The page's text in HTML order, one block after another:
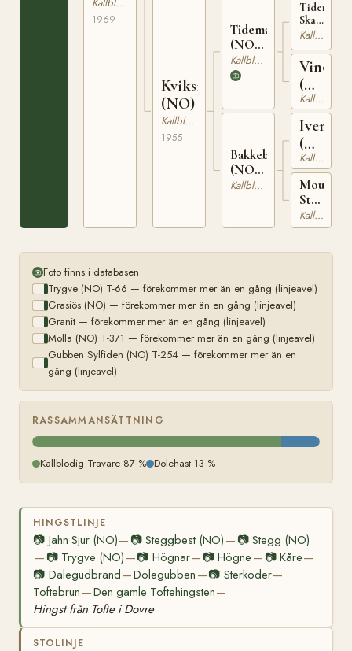
1969
Kviksi
(NO)
Kallblodig Travare
1955
Tidemandrauen
(NO)
T-220Kallblodig Travare
Bakkebruna
(NO)
T-1306
Kallblodig Travare
Tidemand
(NO)Kallblodig Travare
Vinoga
(NO)
T-
259
Kallblodig Travare
Iver
(NO)
T-
109
Kallblodig Travare
Moum-
Stella
(NO)
N
Kallblodig Travare
Foto finns i databasen
Trygve (NO) T-66 — förekommer mer än en gång (linjeavel)
Grasiös (NO) — förekommer mer än en gång (linjeavel)
Granit — förekommer mer än en gång (linjeavel)
Molla (NO) T-371 — förekommer mer än en gång (linjeavel)
Gubben Sylfiden (NO) T-254 — förekommer mer än en
gång (linjeavel)
RASSAMMANSÄTTNING
Kallblodig Travare 87 % Dölehäst 13 %
HINGSTLINJE
📷 Jahn Sjur (NO)— 📷Steggbest (NO) — 📷 Stegg (NO)
— 📷 Trygve (NO) —📷 Högnar— 📷Högne — 📷 Kåre—
📷 Dalegudbrand—Dölegubben —📷 Sterkoder—
Toftebrun —Den gamle Toftehingsten—
Hingst från Tofte i Dovre
STOLINJE